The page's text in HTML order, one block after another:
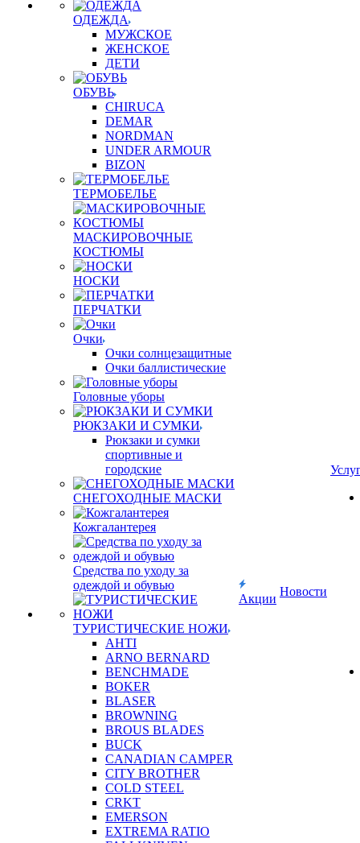
ОДЕЖДА
МУЖСКОЕ
ЖЕНСКОЕ
ДЕТИ
ОБУВЬ
CHIRUCA
DEMAR
NORDMAN
UNDER ARMOUR
BIZON
ТЕРМОБЕЛЬЕ
МАСКИРОВОЧНЫЕ
КОСТЮМЫ
НОСКИ
ПЕРЧАТКИ
Очки
Очки солнцезащитные
Очки баллистические
Головные уборы
РЮКЗАКИ И СУМКИ
Рюкзаки и сумки
спортивные и
городские
СНЕГОХОДНЫЕ МАСКИ
Кожгалантерея
Средства по уходу за
одеждой и обувью
ТУРИСТИЧЕСКИЕ НОЖИ
AHTI
ARNO BERNARD
BENCHMADE
BOKER
BLASER
BROWNING
BROUS BLADES
BUCK
CANADIAN CAMPER
CITY BROTHER
COLD STEEL
CRKT
EMERSON
EXTREMA RATIO
Акции
Новости